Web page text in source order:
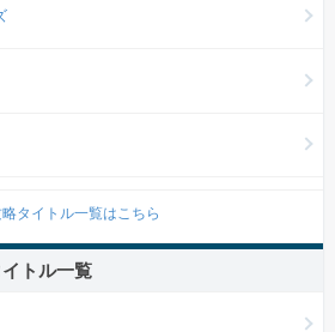
タイトル一覧はこちら
トル一覧